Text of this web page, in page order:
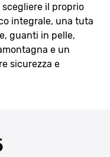
il proprio
integrale, una tuta
guanti in pelle,
e un
sicurezza e